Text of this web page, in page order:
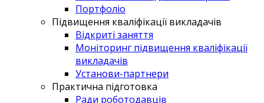
Портфоліо
Підвищення кваліфікації викладачів
Відкриті заняття
Моніторинг підвищення кваліфікації
викладачів
Установи-партнери
Практична підготовка
Ради роботодавців